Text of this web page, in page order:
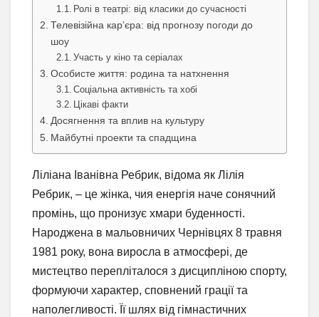
Ролі в театрі: від класики до сучасності
Телевізійна кар’єра: від прогнозу погоди до
шоу
Участь у кіно та серіалах
Особисте життя: родина та натхнення
Соціальна активність та хобі
Цікаві факти
Досягнення та вплив на культуру
Майбутні проекти та спадщина
Ліліана Іванівна Ребрик, відома як Лілія
Ребрик, – це жінка, чия енергія наче сонячний
промінь, що пронизує хмари буденності.
Народжена в мальовничих Чернівцях 8 травня
1981 року, вона виросла в атмосфері, де
мистецтво перепліталося з дисципліною спорту,
формуючи характер, сповнений грації та
наполегливості. Її шлях від гімнастичних